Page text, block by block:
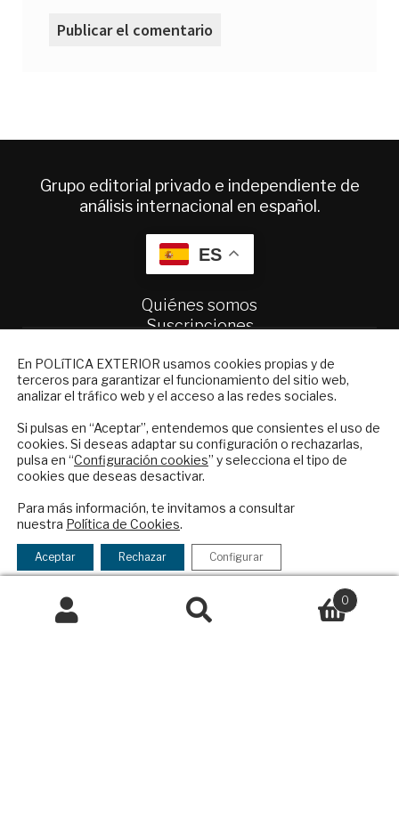
Grupo editorial privado e independiente de
análisis internacional en español.
ES
Quiénes somos
Suscripciones
Preguntas frecuentes
Condiciones generales de contratación
Colaboraciones
Publicidad
Contacto
Política Exterior
Informe Semanal de Política Exterior
Afkar/Ideas
© 2026 - Fundación Análisis de Política
Exterior. Todos los derechos reservadosAviso
Legal
Política de Privacidad y de Cookies
Buscar
0
En POLíTICA EXTERIOR usamos cookies propias y de
terceros para garantizar el funcionamiento del sitio web,
analizar el tráfico web y el acceso a las redes sociales.
Si pulsas en “Aceptar”, entendemos que consientes el uso de
cookies. Si deseas adaptar su configuración o rechazarlas,
pulsa en “Configuración cookies” y selecciona el tipo de
cookies que deseas desactivar.
Para más información, te invitamos a consultar
nuestra Política de Cookies.
Aceptar Rechazar Configurar
NEWSLETTER
Suscríbase a nuestro boletín electrónico y
reciba en su correo el mejor análisis
internacional en español.
Checkbox
acepto
la
política
de
política de privacidad